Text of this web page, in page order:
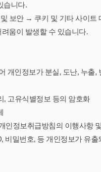
습니다.
보안 → 쿠키 및 기타 사이트
움이 발생할 수 있습니다.
개인정보가 분실, 도난, 누
, 고유식별정보 등의 암호화
인정보취급방침의 이행사항
비밀번호, 등 개인정보가 유출